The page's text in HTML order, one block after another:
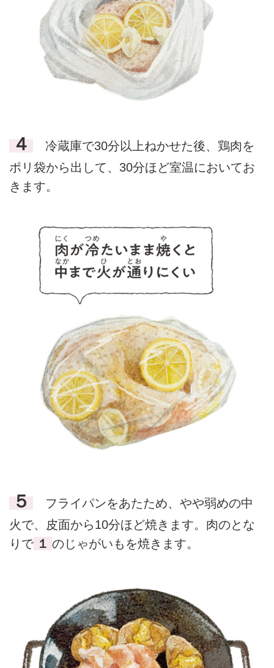
４
冷蔵庫で30分以上ねかせた後、鶏肉を
ポリ袋から出して、30分ほど室温においてお
きます。
５
フライパンをあたため、やや弱めの中
火で、皮面から10分ほど焼きます。肉のとな
りで １ のじゃがいもを焼きます。